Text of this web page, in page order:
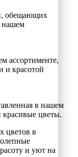
обещающих
нашем
ассортименте,
и красотой
в нашем
цветы.
цветов в
и уют на